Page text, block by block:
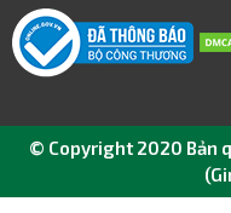
© Copyright 2020 Bản